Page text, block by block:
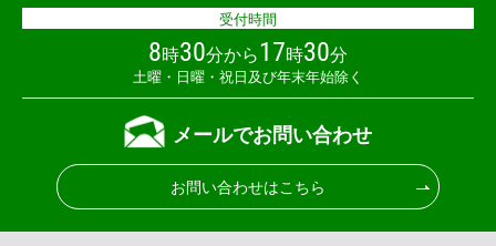
受付時間
8時30分から17時30分
土曜・日曜・祝日及び年末年始除く
メールでお問い合わせ
お問い合わせはこちら